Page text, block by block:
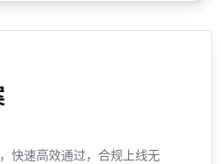
快速高效通过，合规上线无